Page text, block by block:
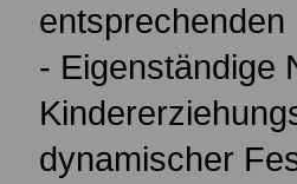
- Eigenständige
dynamischer